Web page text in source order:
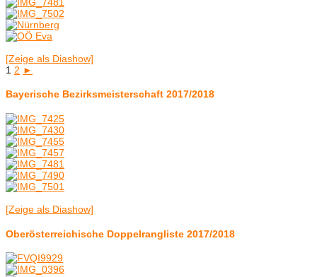
[Zeige als Diashow]
1 2 ►
Bayerische Bezirksmeisterschaft 2017/2018
[Zeige als Diashow]
Oberösterreichische Doppelrangliste 2017/2018